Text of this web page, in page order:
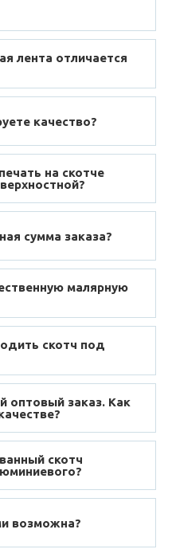
лента отличается
качество?
на скотче
сумма заказа?
малярную
скотч под
оптовый заказ. Как
скотч
возможна?